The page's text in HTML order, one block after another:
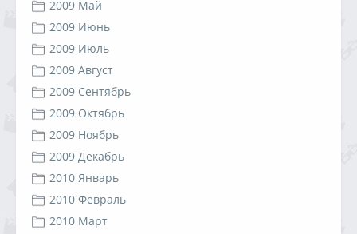
2009 Май
2009 Июнь
2009 Июль
2009 Август
2009 Сентябрь
2009 Октябрь
2009 Ноябрь
2009 Декабрь
2010 Январь
2010 Февраль
2010 Март